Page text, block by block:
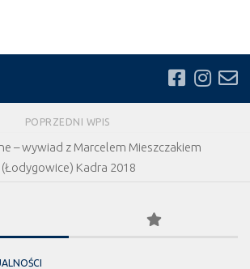
POPRZEDNI WPIS
– wywiad z Marcelem Mieszczakiem
(Łodygowice) Kadra 2018